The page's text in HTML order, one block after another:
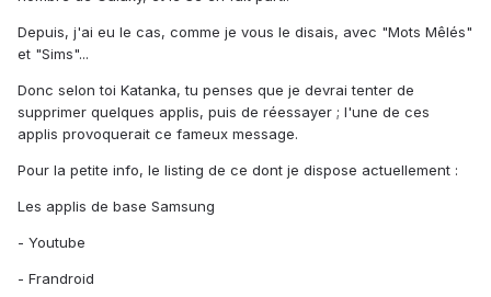
Depuis, j'ai eu le cas, comme je vous le disais, avec "Mots Mêlés"
et "Sims"...
Donc selon toi Katanka, tu penses que je devrai tenter de
supprimer quelques applis, puis de réessayer ; l'une de ces
applis provoquerait ce fameux message.
Pour la petite info, le listing de ce dont je dispose actuellement :
Les applis de base Samsung
- Youtube
- Frandroid